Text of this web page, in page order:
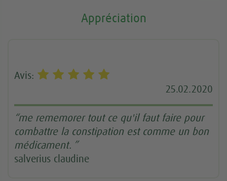
Appréciation
Avis:
25.02.2020
“me rememorer tout ce qu'il faut faire pour
combattre la constipation est comme un bon
médicament. ”
salverius claudine